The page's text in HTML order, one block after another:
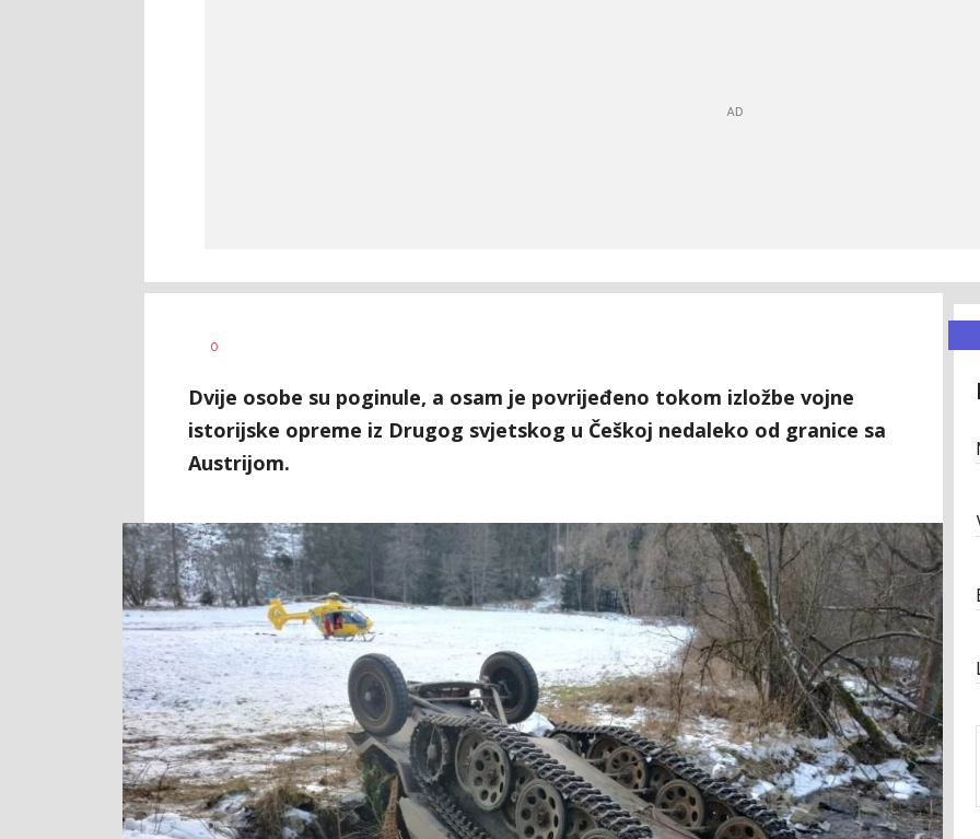
AUTOR
0
Dvije osobe su poginule, a osam je povrijeđeno tokom izložbe vojne
istorijske opreme iz Drugog svjetskog u Češkoj nedaleko od granice sa
Austrijom.